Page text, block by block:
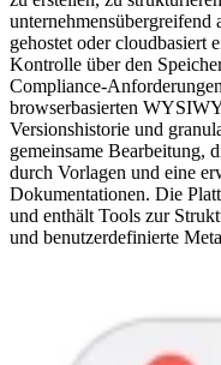
unternehmensübergreifend
gehostet oder cloudbasiert
Kontrolle über den
Compliance-
browserbasierten
Versionshistorie und
gemeinsame Bearbeitung,
durch Vorlagen und eine
Dokumentationen. Die
und enthält Tools zur
und benutzerdefinierte